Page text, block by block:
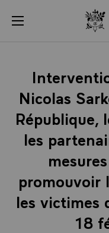
menu
Nicolas
République,
les
promouvoir
les victimes
18
Panneau de gestion des